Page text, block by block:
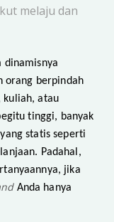
melaju dan
dinamisnya
orang berpindah
kuliah, atau
tinggi, banyak
statis seperti
Padahal,
jika
Anda hanya